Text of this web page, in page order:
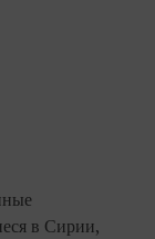
в Сирии,